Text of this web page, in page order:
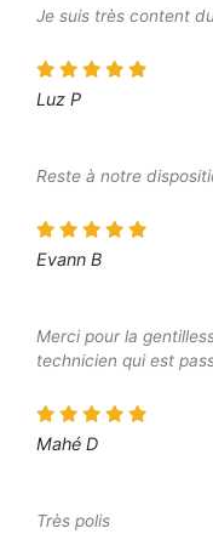
Je suis très content
Luz P
Reste à notre
Evann B
Merci pour la
technicien qui est
Mahé D
Très polis